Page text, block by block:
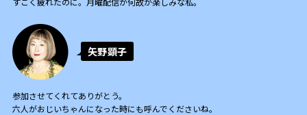
矢野顕子
参加させてくれてありがとう。
六人がおじいちゃんになった時にも呼んでくださいね。